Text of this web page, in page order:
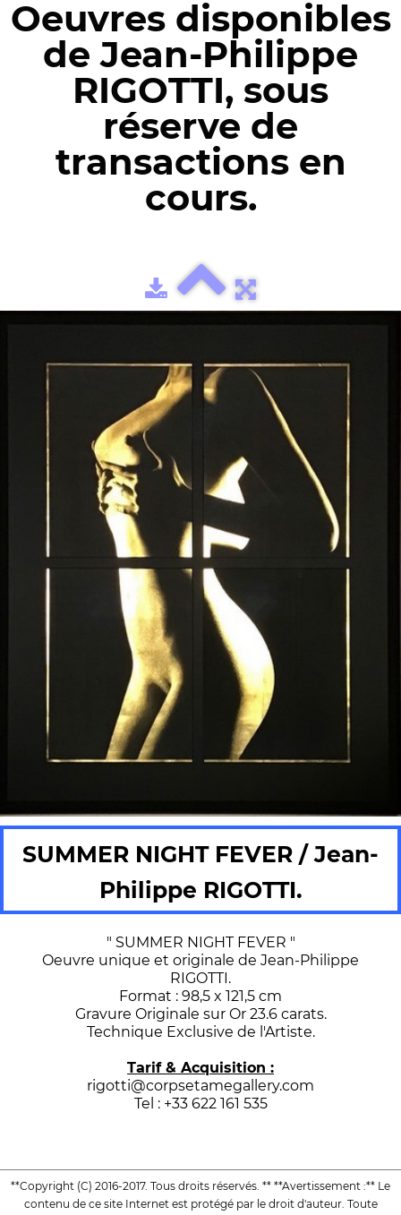
Oeuvres disponibles
de Jean-Philippe
RIGOTTI, sous
réserve de
transactions en
cours.
SUMMER NIGHT FEVER / Jean-
Philippe RIGOTTI.
" SUMMER NIGHT FEVER "
Oeuvre unique et originale de Jean-Philippe
RIGOTTI.
Format : 98,5 x 121,5 cm
Gravure Originale sur Or 23.6 carats.
Technique Exclusive de l'Artiste.
Tarif & Acquisition :
rigotti@corpsetamegallery.com
Tel : +33 622 161 535
**Copyright (C) 2016-2017. Tous droits réservés. ** **Avertissement :** Le
contenu de ce site Internet est protégé par le droit d'auteur. Toute